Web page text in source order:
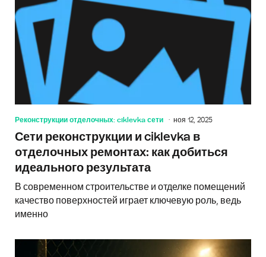
Реконструкции отделочных: ciklevka сети ноя 12, 2025
Сети реконструкции и ciklevka в
отделочных ремонтах: как добиться
идеального результата
В современном строительстве и отделке помещений
качество поверхностей играет ключевую роль, ведь
именно